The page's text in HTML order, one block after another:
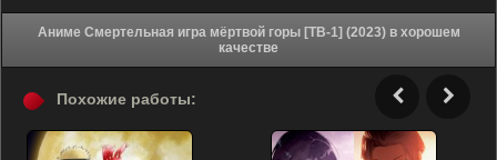
Аниме Смертельная игра мёртвой горы [ТВ-1] (2023) в хорошем
качестве
Похожие работы: